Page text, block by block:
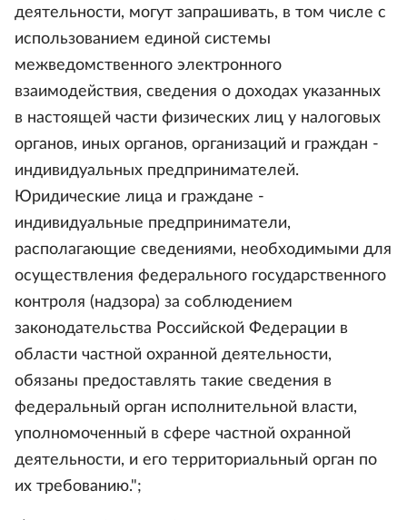
деятельности, могут запрашивать, в том числе с
использованием единой системы
межведомственного электронного
взаимодействия, сведения о доходах указанных
в настоящей части физических лиц у налоговых
органов, иных органов, организаций и граждан -
индивидуальных предпринимателей.
Юридические лица и граждане -
индивидуальные предприниматели,
располагающие сведениями, необходимыми для
осуществления федерального государственного
контроля (надзора) за соблюдением
законодательства Российской Федерации в
области частной охранной деятельности,
обязаны предоставлять такие сведения в
федеральный орган исполнительной власти,
уполномоченный в сфере частной охранной
деятельности, и его территориальный орган по
их требованию.";